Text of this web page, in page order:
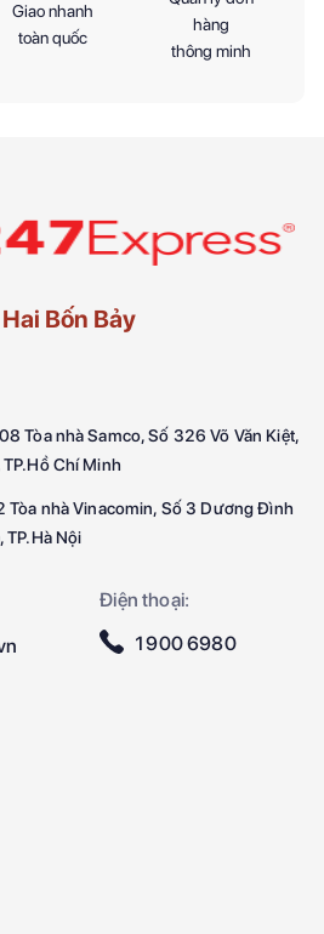
Giao nhanh
toàn quốc
hàng
thông minh
Bốn Bảy
Tòa nhà Samco, Số 326 Võ Văn Kiệt,
Chí Minh
Tòa nhà Vinacomin, Số 3 Dương Đình
TP.Hà Nội
Điện thoại:
1900 6980